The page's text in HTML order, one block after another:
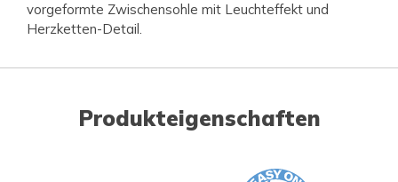
vorgeformte Zwischensohle mit Leuchteffekt und
Herzketten-Detail.
Produkteigenschaften